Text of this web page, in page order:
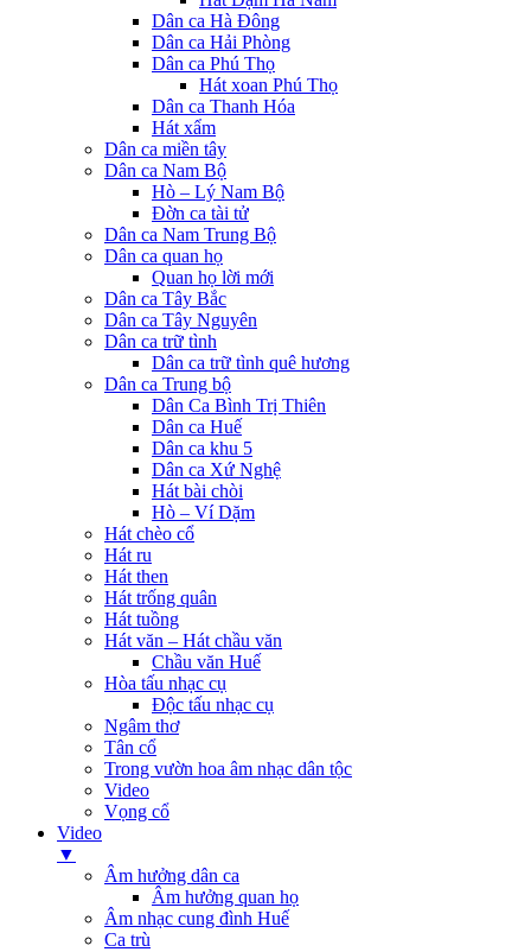
Dân ca Hà Đông
Dân ca Hải Phòng
Dân ca Phú Thọ
Hát xoan Phú Thọ
Dân ca Thanh Hóa
Hát xẩm
Dân ca miền tây
Dân ca Nam Bộ
Hò – Lý Nam Bộ
Đờn ca tài tử
Dân ca Nam Trung Bộ
Dân ca quan họ
Quan họ lời mới
Dân ca Tây Bắc
Dân ca Tây Nguyên
Dân ca trữ tình
Dân ca trữ tình quê hương
Dân ca Trung bộ
Dân Ca Bình Trị Thiên
Dân ca Huế
Dân ca khu 5
Dân ca Xứ Nghệ
Hát bài chòi
Hò – Ví Dặm
Hát chèo cổ
Hát ru
Hát then
Hát trống quân
Hát tuồng
Hát văn – Hát chầu văn
Chầu văn Huế
Hòa tấu nhạc cụ
Độc tấu nhạc cụ
Ngâm thơ
Tân cổ
Trong vườn hoa âm nhạc dân tộc
Video
Vọng cổ
Video
▼
Âm hưởng dân ca
Âm hưởng quan họ
Âm nhạc cung đình Huế
Ca trù